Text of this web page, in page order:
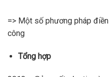
=> Một số phương pháp
công
Tổng hợp